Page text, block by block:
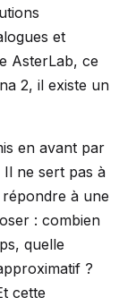
et
AsterLab, ce
2, il existe un
en avant par
Il ne sert pas à
à une
: combien
quelle
?
cette